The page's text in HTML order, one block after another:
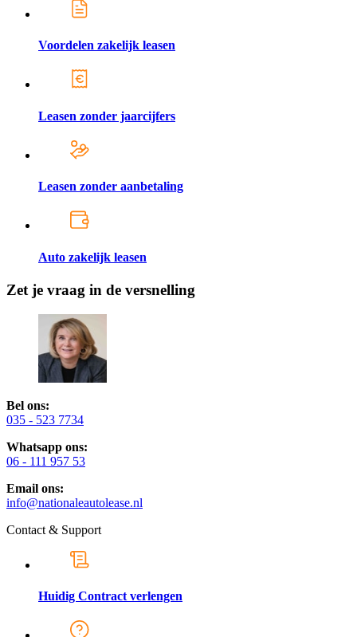
Voordelen zakelijk leasen
Leasen zonder jaarcijfers
Leasen zonder aanbetaling
Auto zakelijk leasen
Zet je vraag in de versnelling
Bel ons:
035 - 523 7734
Whatsapp ons:
06 - 111 957 53
Email ons:
info@nationaleautolease.nl
Contact & Support
Huidig Contract verlengen